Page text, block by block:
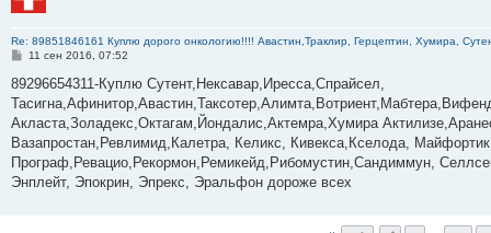
Re: 89851846161 Куплю дорого онкологию!!!! Авастин,Траклир, Герцептин, Хумира,
С
о
щ
е
и
е
11 сен 2016, 07:52
­­­­­­­­­­­89296654311-Куплю Сутент,Нексавар,Иресса,Спрайсел,
Акласта,Золадекс,Октагам,Йондалис,Актемра,Хумира
Вазапростан,Ревлимид,Калетра, Келикс, Кивекса,Кселода,
Програф,Ревацио,Рекормон,Ремикейд,Рибомустин,Сандиммун,
Энплейт, Эпокрин, Эпрекс, Эральфон дороже всех